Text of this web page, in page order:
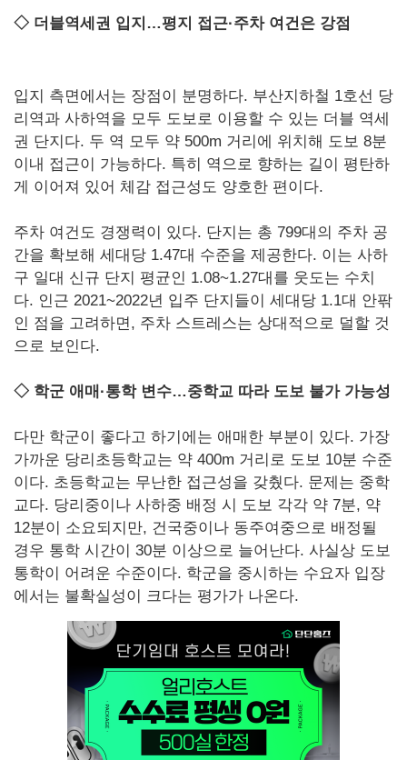
◇ 더블역세권 입지…평지 접근·주차 여건은 강점
입지 측면에서는 장점이 분명하다. 부산지하철 1호선 당
리역과 사하역을 모두 도보로 이용할 수 있는 더블 역세
권 단지다. 두 역 모두 약 500m 거리에 위치해 도보 8분
이내 접근이 가능하다. 특히 역으로 향하는 길이 평탄하
게 이어져 있어 체감 접근성도 양호한 편이다.
주차 여건도 경쟁력이 있다. 단지는 총 799대의 주차 공
간을 확보해 세대당 1.47대 수준을 제공한다. 이는 사하
구 일대 신규 단지 평균인 1.08~1.27대를 웃도는 수치
다. 인근 2021~2022년 입주 단지들이 세대당 1.1대 안팎
인 점을 고려하면, 주차 스트레스는 상대적으로 덜할 것
으로 보인다.
◇ 학군 애매·통학 변수…중학교 따라 도보 불가 가능성
다만 학군이 좋다고 하기에는 애매한 부분이 있다. 가장
가까운 당리초등학교는 약 400m 거리로 도보 10분 수준
이다. 초등학교는 무난한 접근성을 갖췄다. 문제는 중학
교다. 당리중이나 사하중 배정 시 도보 각각 약 7분, 약
12분이 소요되지만, 건국중이나 동주여중으로 배정될
경우 통학 시간이 30분 이상으로 늘어난다. 사실상 도보
통학이 어려운 수준이다. 학군을 중시하는 수요자 입장
에서는 불확실성이 크다는 평가가 나온다.